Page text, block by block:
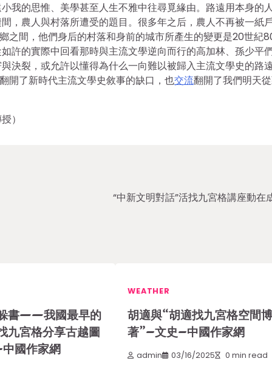
我的思惟、美學甚至人生不雅中往尋覓緣由。路遠用本身的
，農人與村落所遭受的題目。很多年之后，農人不再被一紙
之間，他們身后的村落和身前的城市所產生的變更是20世紀
許的實際中回看那時與主流文學逆向而行的高加林、孫少平
決裂，或允許以懂得為什么一向難以被歸入主流文學史的路
開了新時代主流文學史敘事的缺口，也交流翻開了我們明天
）
“中新文明對話”活找九宮格講座動在
書——我國最早的
九宮格分享古越圖
國作家網
WEATHER
胡適與“胡適找九宮格空間
著”–文史–中國作家網
admin 03/16/2025 0 min read